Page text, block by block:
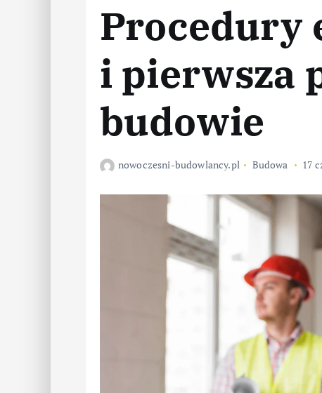
Procedury
i pierwsza
budowie
nowoczesni-budowlancy.pl Budowa 17